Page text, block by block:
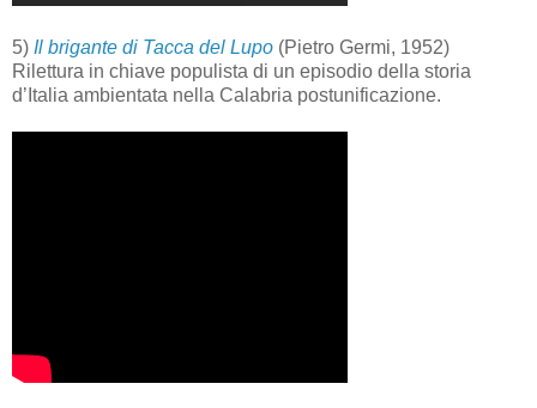
5) Il brigante di Tacca del Lupo (Pietro Germi, 1952)
Rilettura in chiave populista di un episodio della storia
d’Italia ambientata nella Calabria postunificazione.